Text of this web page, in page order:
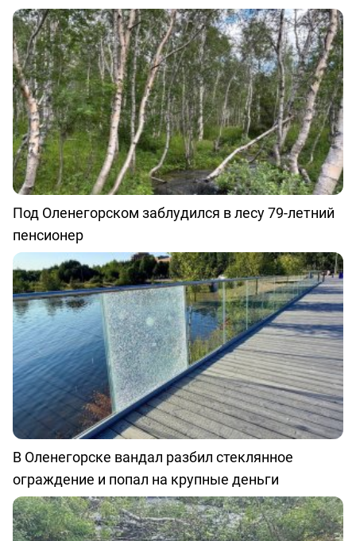
Под Оленегорском заблудился в лесу 79-летний
пенсионер
В Оленегорске вандал разбил стеклянное
ограждение и попал на крупные деньги